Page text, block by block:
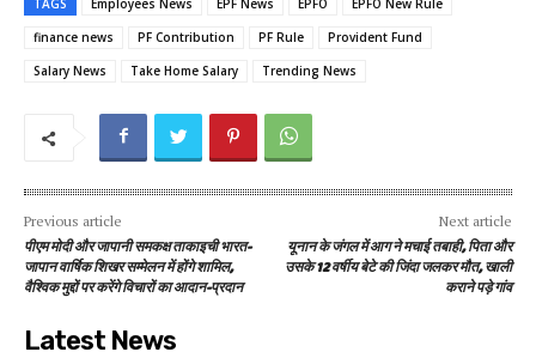
TAGS Employees News EPF News EPFO
EPFO New Rule
finance news
PF Contribution PF Rule
Provident Fund
Salary News
Take Home Salary Trending News
Previous article
पीएम मोदी और जापानी समकक्ष ताकाइची भारत-
जापान वार्षिक शिखर सम्मेलन में होंगे शामिल,
वैश्विक मुद्दों पर करेंगे विचारों का आदान-प्रदान
Next article
यूनान के जंगल में आग ने मचाई तबाही, पिता और
उसके 12 वर्षीय बेटे की जिंदा जलकर मौत, खाली
कराने पड़े गांव
Latest News